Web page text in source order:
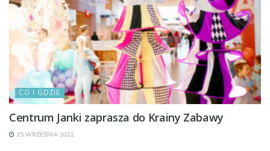
CO I GDZIE
Centrum Janki zaprasza do Krainy Zabawy
15 WRZEŚNIA 2022